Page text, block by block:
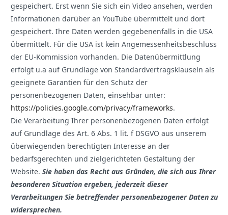
gespeichert. Erst wenn Sie sich ein Video ansehen, werden
Informationen darüber an YouTube übermittelt und dort
gespeichert. Ihre Daten werden gegebenenfalls in die USA
übermittelt. Für die USA ist kein Angemessenheitsbeschluss
der EU-Kommission vorhanden. Die Datenübermittlung
erfolgt u.a auf Grundlage von Standardvertragsklauseln als
geeignete Garantien für den Schutz der
personenbezogenen Daten, einsehbar unter:
https://policies.google.com/privacy/frameworks.
Die Verarbeitung Ihrer personenbezogenen Daten erfolgt
auf Grundlage des Art. 6 Abs. 1 lit. f DSGVO aus unserem
überwiegenden berechtigten Interesse an der
bedarfsgerechten und zielgerichteten Gestaltung der
Website. Sie haben das Recht aus Gründen, die sich aus Ihrer
besonderen Situation ergeben, jederzeit dieser
Verarbeitungen Sie betreffender personenbezogener Daten zu
widersprechen.